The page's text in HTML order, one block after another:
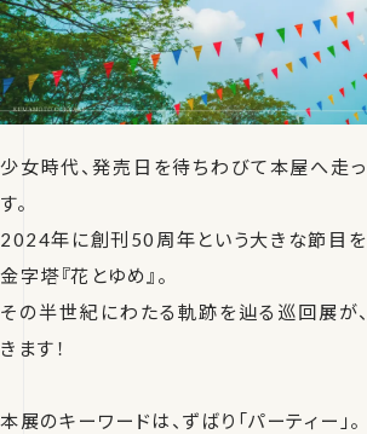
少女時代、発売日を待ちわびて本屋へ走
す。
2024年に創刊50周年という大きな節目
金字塔『花とゆめ』。
その半世紀にわたる軌跡を辿る巡回展が
きます！
本展のキーワードは、ずばり「パーティー」。